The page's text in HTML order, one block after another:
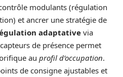
modulants (régulation
et ancrer une stratégie de
adaptative via
de présence permet
au profil d’occupation.
de consigne ajustables et